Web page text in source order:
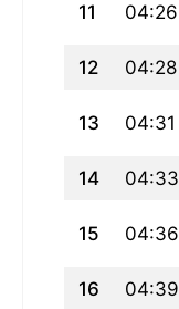
11 04:26
12 04:28
13 04:31
14 04:33
15 04:36
16 04:39